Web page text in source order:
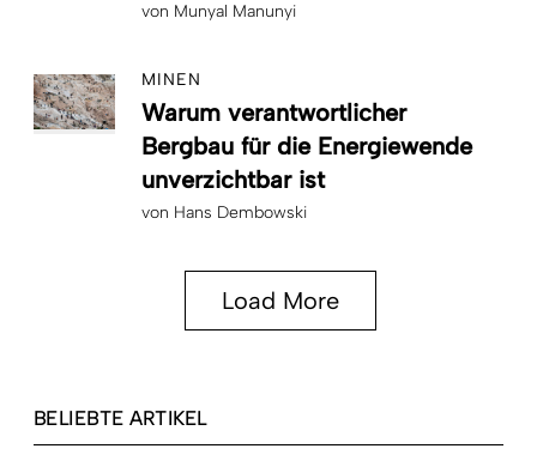
von Munyal Manunyi
MINEN
Warum verantwortlicher
Bergbau für die Energiewende
unverzichtbar ist
von Hans Dembowski
Load More
BELIEBTE ARTIKEL